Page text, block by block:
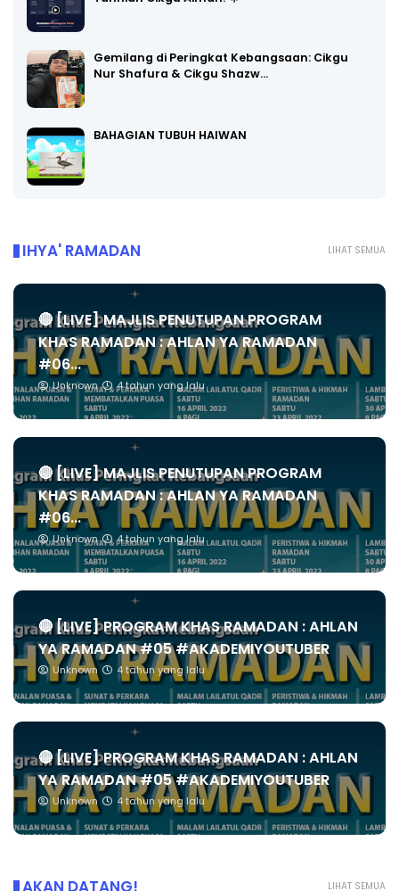
Gemilang di Peringkat Kebangsaan: Cikgu
Nur Shafura & Cikgu Shazw…
BAHAGIAN TUBUH HAIWAN
LIHAT SEMUA
IHYA' RAMADAN
🔴 [LIVE] MAJLIS PENUTUPAN PROGRAM
KHAS RAMADAN : AHLAN YA RAMADAN
#06...
Unknown 4 tahun yang lalu
🔴 [LIVE] MAJLIS PENUTUPAN PROGRAM
KHAS RAMADAN : AHLAN YA RAMADAN
#06...
Unknown 4 tahun yang lalu
🔴 [LIVE] PROGRAM KHAS RAMADAN : AHLAN
YA RAMADAN #05 #AKADEMIYOUTUBER
Unknown 4 tahun yang lalu
🔴 [LIVE] PROGRAM KHAS RAMADAN : AHLAN
YA RAMADAN #05 #AKADEMIYOUTUBER
Unknown 4 tahun yang lalu
LIHAT SEMUA
AKAN DATANG!